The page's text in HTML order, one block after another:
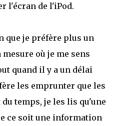
l'écran de l'iPod.
que je préfère plus un
où je me sens
quand il y a un délai
les emprunter que les
temps, je les lis qu'une
ce soit une information